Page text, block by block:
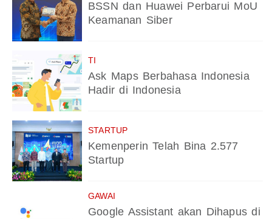
BSSN dan Huawei Perbarui MoU
Keamanan Siber
TI
Ask Maps Berbahasa Indonesia
Hadir di Indonesia
STARTUP
Kemenperin Telah Bina 2.577
Startup
GAWAI
Google Assistant akan Dihapus di